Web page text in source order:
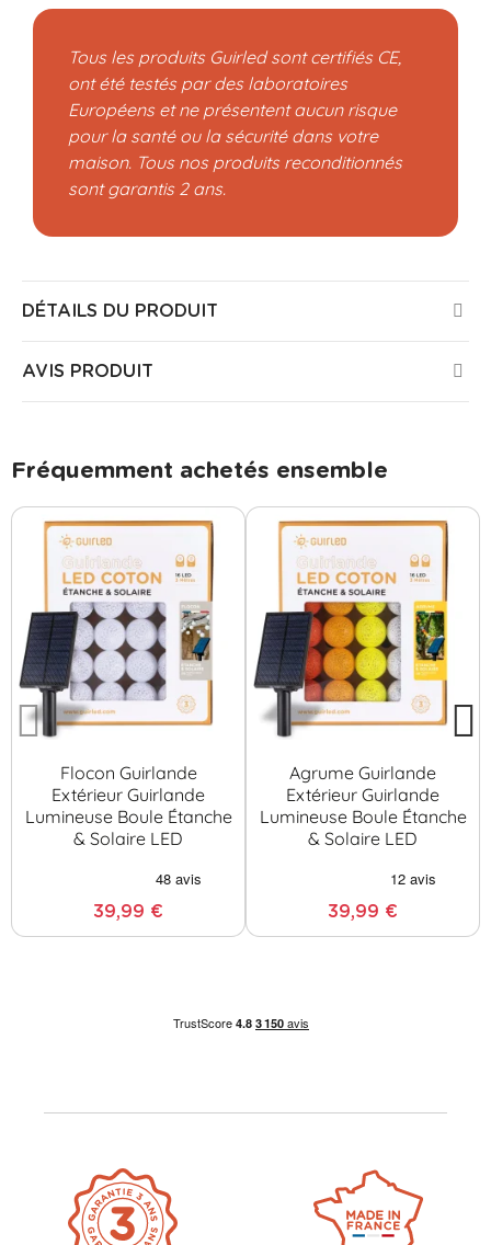
Tous les produits Guirled sont certifiés CE,
ont été testés par des laboratoires
Européens et ne présentent aucun risque
pour la santé ou la sécurité dans votre
maison. Tous nos produits reconditionnés
sont garantis 2 ans.
DÉTAILS DU PRODUIT
AVIS PRODUIT
Fréquemment achetés ensemble
Flocon Guirlande
Extérieur Guirlande
Lumineuse Boule Étanche
& Solaire LED
39,99 €
Agrume Guirlande
Extérieur Guirlande
Lumineuse Boule Étanche
& Solaire LED
39,99 €